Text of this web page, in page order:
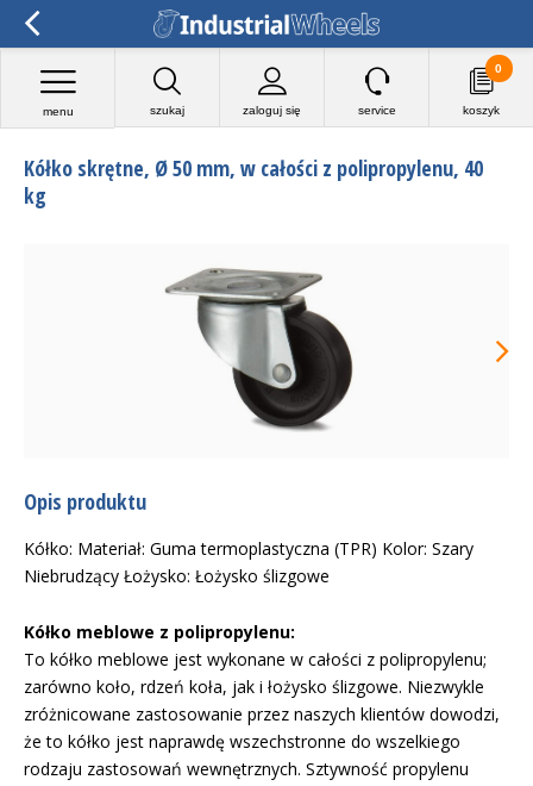
szukaj zaloguj się
menu service koszyk
0
Kółko skrętne, Ø 50 mm, w całości z polipropylenu, 40
kg
Opis produktu
Kółko: Materiał: Guma termoplastyczna (TPR) Kolor: Szary
Niebrudzący Łożysko: Łożysko ślizgowe
Kółko meblowe z polipropylenu:
To kółko meblowe jest wykonane w całości z polipropylenu;
zarówno koło, rdzeń koła, jak i łożysko ślizgowe. Niezwykle
zróżnicowane zastosowanie przez naszych klientów dowodzi,
że to kółko jest naprawdę wszechstronne do wszelkiego
rodzaju zastosowań wewnętrznych. Sztywność propylenu